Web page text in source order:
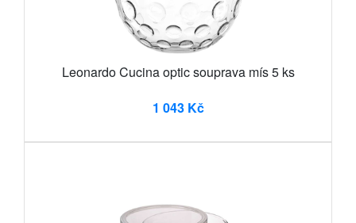
Leonardo Cucina optic souprava mís 5 ks
1 043 Kč